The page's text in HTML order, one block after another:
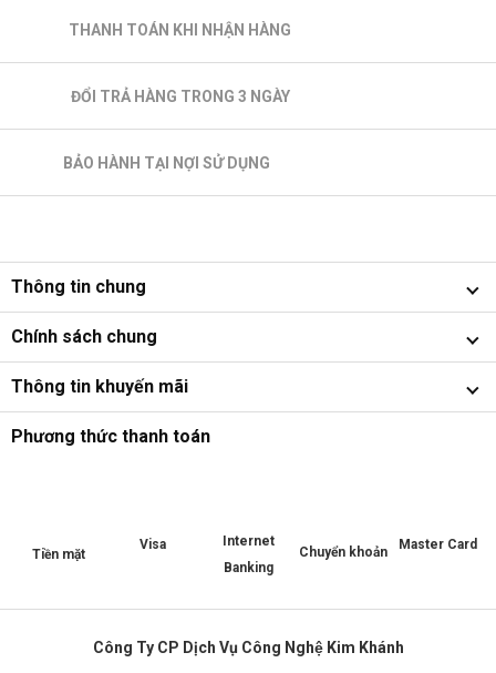
THANH TOÁN KHI NHẬN HÀNG
ĐỔI TRẢ HÀNG TRONG 3 NGÀY
BẢO HÀNH TẠI NỢI SỬ DỤNG
Thông tin chung
Chính sách chung
Thông tin khuyến mãi
Phương thức thanh toán
Tiền mặt
Visa
Internet
Banking
Chuyển khoản Master Card
Công Ty CP Dịch Vụ Công Nghệ Kim Khánh